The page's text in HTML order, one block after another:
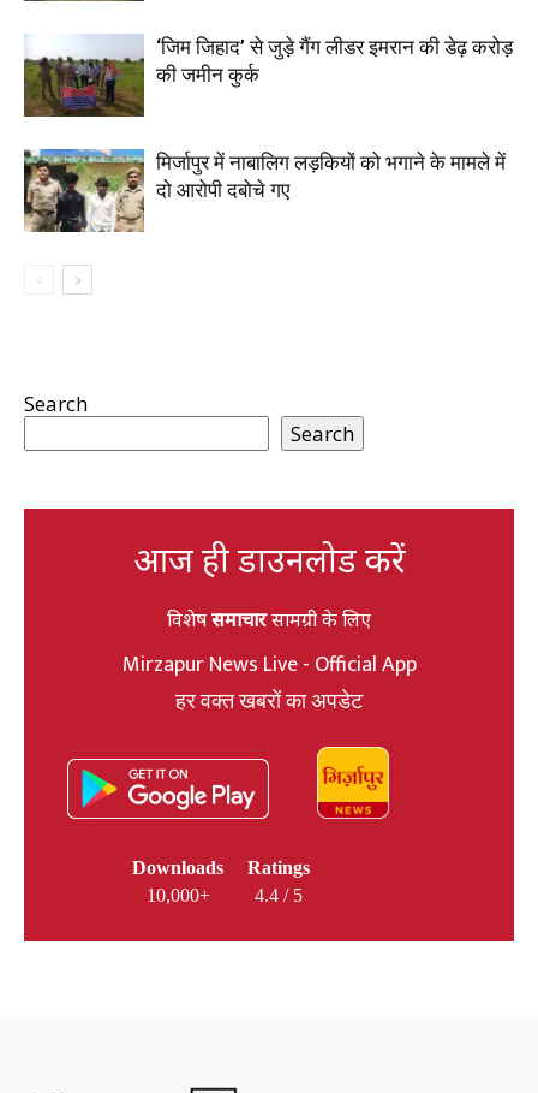
‘जिम जिहाद’ से जुड़े गैंग लीडर इमरान की डेढ़ करोड़
की जमीन कुर्क
मिर्जापुर में नाबालिग लड़कियों को भगाने के मामले में
दो आरोपी दबोचे गए
Search
Search
आज ही डाउनलोड करें
विशेषसमाचारसामग्री के लिए
Mirzapur News Live - Official App
हर वक्त खबरों का अपडेट
Downloads
10,000+
Ratings
4.4 / 5